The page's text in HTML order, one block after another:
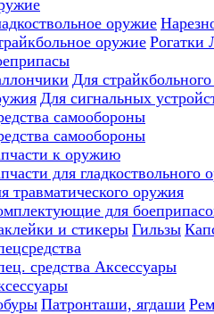
оружие
оружие Рогатки
Для
Для сигнальных
самообороны
самообороны
к оружию
для гладкоствольного
травматического оружия
для
и стикеры Гильзы
средства Аксессуары
Патронташи, ягдаши